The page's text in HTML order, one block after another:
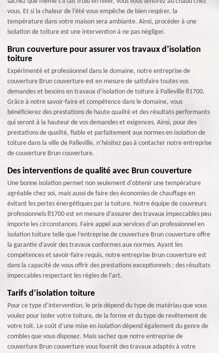
vous. Et si la chaleur de l’été vous empêche de bien respirer, la
température dans votre maison sera ambiante. Ainsi, procéder à une
isolation de toiture est une intervention à ne pas négliger.
Brun couverture pour assurer vos travaux d’isolation
toiture
Expérimenté et professionnel dans le domaine, notre entreprise de
couverture Brun couverture est en mesure de satisfaire toutes vos
demandes et besoins en travaux d’isolation de toiture à Palleville 81700.
Grâce à notre savoir-faire et compétence dans le domaine, vous
bénéficierez des prestations de haute qualité et des résultats performants
qui seront à la hauteur de vos demandes et exigences. Ainsi, pour des
prestations de qualité, fiable et parfaitement aux normes en isolation de
toiture dans la ville de Palleville, n’hésitez pas à contacter notre entreprise
de couverture Brun couverture.
Des interventions de qualité avec Brun couverture
Une bonne isolation permet non seulement d'obtenir une température
agréable chez soi, mais aussi de faire des économies de chauffage en
évitant les pertes énergétiques par la toiture. Notre équipe de couvreurs
professionnels 81700 est en mesure d’assurer des travaux impeccables peu
importe les circonstances. Faire appel aux services d’un professionnel en
isolation toiture telle que l’entreprise de couverture Brun couverture offre
la garantie d’avoir des travaux conformes aux normes. Ayant les
compétences et savoir-faire requis, notre entreprise Brun couverture est
dans la capacité de vous offrir des prestations exceptionnels ; des résultats
impeccables respectant les règles de l'art.
Tarifs d’isolation toiture
Pour ce type d’intervention, le prix dépend du type de matériau que vous
voulez pour isoler votre toiture, de la forme et du type de revêtement de
votre toit. Le coût d’une mise en isolation dépend également du genre de
combles que vous disposez. Mais sachez que notre entreprise de
couverture Brun couverture vous fournit des travaux adaptés à votre